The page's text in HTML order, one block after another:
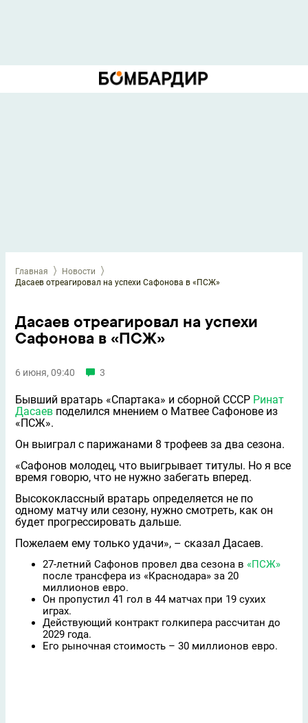
Главная
Новости
Дасаев отреагировал на успехи Сафонова в «ПСЖ»
Дасаев отреагировал на успехи
Сафонова в «ПСЖ»
6 июня, 09:40 3
Бывший вратарь «Спартака» и сборной СССР Ринат
Дасаев поделился мнением о Матвее Сафонове из
«ПСЖ».
Он выиграл с парижанами 8 трофеев за два сезона.
«Сафонов молодец, что выигрывает титулы. Но я всe
время говорю, что не нужно забегать вперед.
Высококлассный вратарь определяется не по
одному матчу или сезону, нужно смотреть, как он
будет прогрессировать дальше.
Пожелаем ему только удачи», – сказал Дасаев.
27-летний Сафонов провел два сезона в «ПСЖ»
после трансфера из «Краснодара» за 20
миллионов евро.
Он пропустил 41 гол в 44 матчах при 19 сухих
играх.
Действующий контракт голкипера рассчитан до
2029 года.
Его рыночная стоимость – 30 миллионов евро.